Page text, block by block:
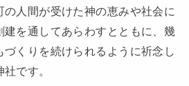
の人間が受けた神の恵みや社会に
建を通してあらわすとともに、幾
くりを続けられるように祈念し
です。